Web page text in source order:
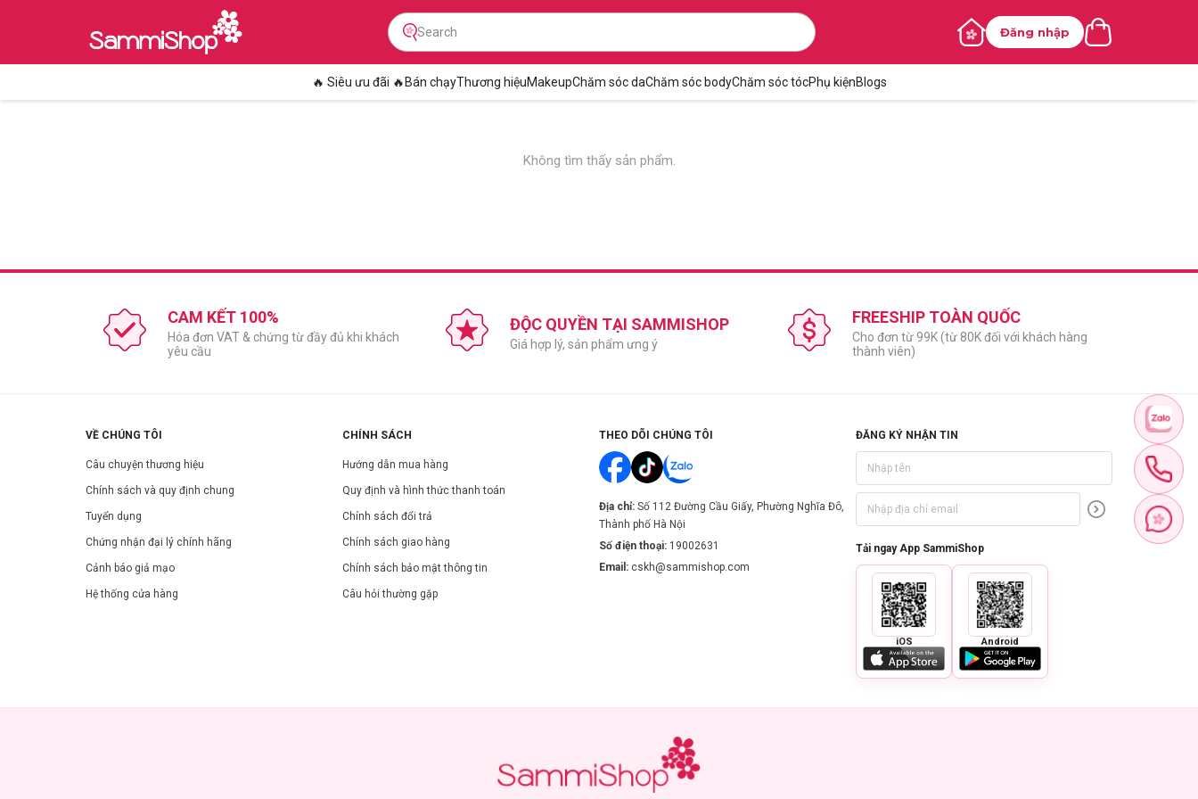
Đăng nhập
🔥 Siêu ưu đãi 🔥 Bán chạyThương hiệuMakeupChăm sóc daChăm sóc bodyChăm sóc tócPhụ kiệnBlogs
Không tìm thấy sản phẩm.
CAM KẾT 100%
Hóa đơn VAT & chứng từ đầy đủ khi khách
yêu cầu
ĐỘC QUYỀN TẠI SAMMISHOP
Giá hợp lý, sản phẩm ưng ý
FREESHIP TOÀN QUỐC
Cho đơn từ 99K (từ 80K đối với khách hàng
thành viên)
VỀ CHÚNG TÔI
Câu chuyện thương hiệu
Chính sách và quy định chung
Tuyển dụng
Chứng nhận đại lý chính hãng
Cảnh báo giả mạo
Hệ thống cửa hàng
CHÍNH SÁCH
Hướng dẫn mua hàng
Quy định và hình thức thanh toán
Chính sách đổi trả
Chính sách giao hàng
Chính sách bảo mật thông tin
Câu hỏi thường gặp
THEO DÕI CHÚNG TÔI
Địa chỉ: Số 112 Đường Cầu Giấy, Phường Nghĩa Đô,
Thành phố Hà Nội
Số điện thoại: 19002631
Email: cskh@sammishop.com
ĐĂNG KÝ NHẬN TIN
Tải ngay App SammiShop
iOS Android